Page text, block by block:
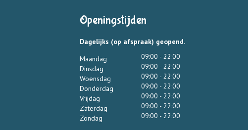
Openingstijden
Dagelijks (op afspraak) geopend.
Maandag
Dinsdag
Woensdag
Donderdag
Vrijdag
Zaterdag
Zondag
09:00 - 22:00
09:00 - 22:00
09:00 - 22:00
09:00 - 22:00
09:00 - 22:00
09:00 - 22:00
09:00 - 22:00